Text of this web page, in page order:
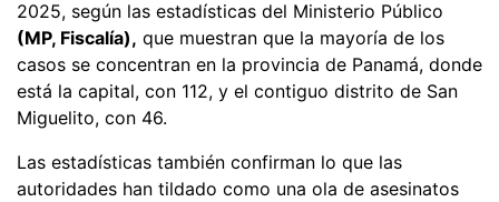
2025, según las estadísticas del Ministerio Público
(MP, Fiscalía), que muestran que la mayoría de los
casos se concentran en la provincia de Panamá, donde
está la capital, con 112, y el contiguo distrito de San
Miguelito, con 46.
Las estadísticas también confirman lo que las
autoridades han tildado como una ola de asesinatos